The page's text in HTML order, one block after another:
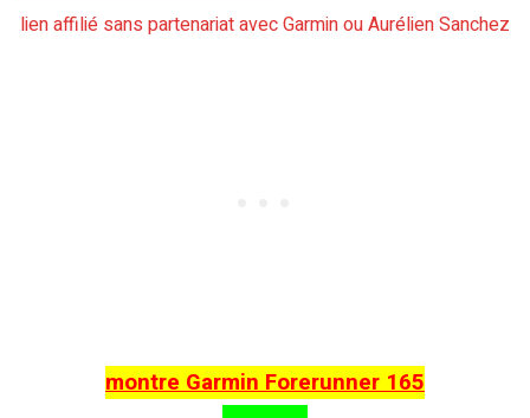
lien affilié sans partenariat avec Garmin ou Aurélien Sanchez
montre Garmin Forerunner 165